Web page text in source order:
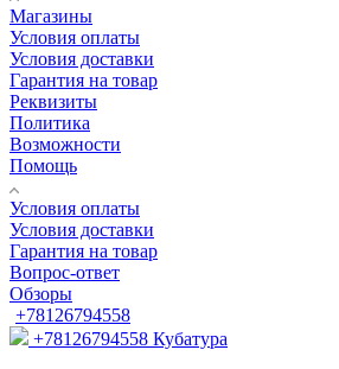
Магазины
Условия оплаты
Условия доставки
Гарантия на товар
Реквизиты
Политика
Возможности
Помощь
Условия оплаты
Условия доставки
Гарантия на товар
Вопрос-ответ
Обзоры
+78126794558
+78126794558 Кубатура